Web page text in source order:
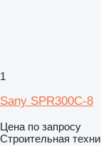
1
Sany SPR300C-8
Цена по запросу
Строительная